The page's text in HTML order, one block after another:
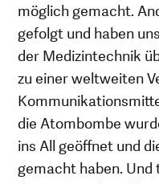
möglich gemacht.
gefolgt und haben
der Medizintechnik
zu einer weltweiten
die Atombombe
ins All geöffnet und
gemacht haben.